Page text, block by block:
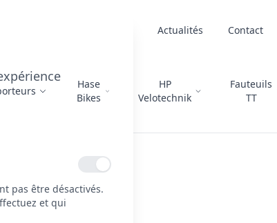
Actualités Contact
Hase
Bikes
HP
Velotechnik
Fauteuils
TT
pas être désactivés.
et qui